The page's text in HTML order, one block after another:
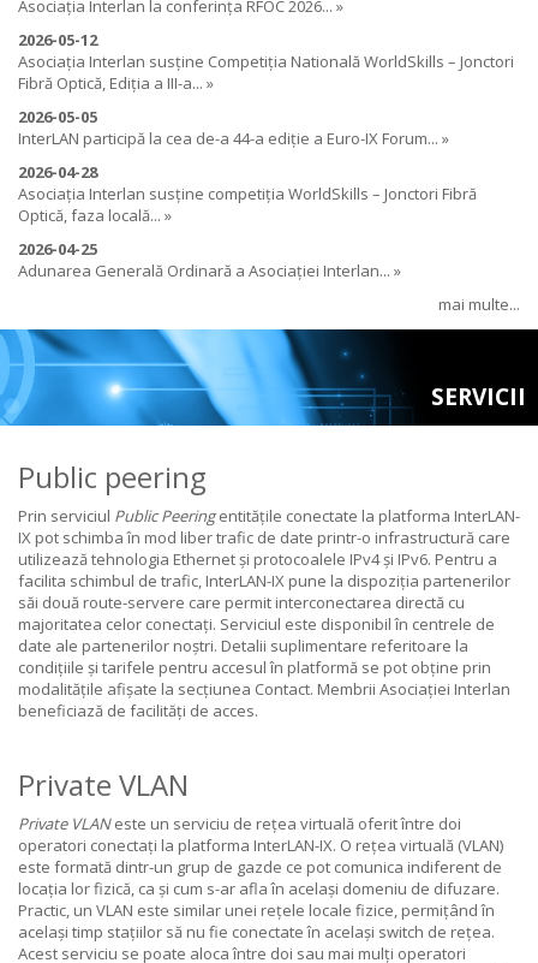
Asociația Interlan la conferința RFOC 2026... »
2026-05-12
Asociația Interlan susține Competiția Natională WorldSkills – Jonctori
Fibră Optică, Ediția a III-a... »
2026-05-05
InterLAN participă la cea de-a 44-a ediție a Euro-IX Forum... »
2026-04-28
Asociația Interlan susține competiția WorldSkills – Jonctori Fibră
Optică, faza locală... »
2026-04-25
Adunarea Generală Ordinară a Asociației Interlan... »
mai multe...
SERVICII
Public peering
Prin serviciul Public Peeringentitățile conectate la platforma InterLAN-
IX pot schimba în mod liber trafic de date printr-o infrastructură care
utilizează tehnologia Ethernet și protocoalele IPv4 și IPv6. Pentru a
facilita schimbul de trafic, InterLAN-IX pune la dispoziția partenerilor
săi două route-servere care permit interconectarea directă cu
majoritatea celor conectați. Serviciul este disponibil în centrele de
date ale partenerilor noștri. Detalii suplimentare referitoare la
condițiile și tarifele pentru accesul în platformă se pot obține prin
modalitățile afișate la secțiunea Contact. Membrii Asociației Interlan
beneficiază de facilități de acces.
Private VLAN
Private VLANeste un serviciu de rețea virtuală oferit între doi
operatori conectați la platforma InterLAN-IX. O rețea virtuală (VLAN)
este formată dintr-un grup de gazde ce pot comunica indiferent de
locația lor fizică, ca și cum s-ar afla în același domeniu de difuzare.
Practic, un VLAN este similar unei rețele locale fizice, permițând în
același timp stațiilor să nu fie conectate în același switch de rețea.
Acest serviciu se poate aloca între doi sau mai mulți operatori